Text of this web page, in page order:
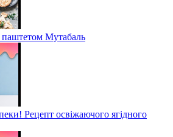
паштетом Мутабаль
Рецепт освіжаючого ягідного